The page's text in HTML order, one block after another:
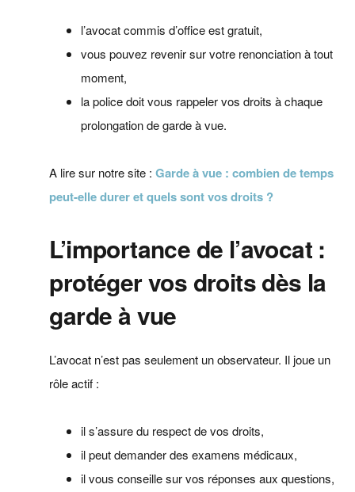
l’avocat commis d’office est gratuit,
vous pouvez revenir sur votre renonciation à tout
moment,
la police doit vous rappeler vos droits à chaque
prolongation de garde à vue.
A lire sur notre site :Garde à vue : combien de temps
peut-elle durer et quels sont vos droits ?
L’importance de l’avocat :
protéger vos droits dès la
garde à vue
L’avocat n’est pas seulement un observateur. Il joue un
rôle actif :
il s’assure du respect de vos droits,
il peut demander des examens médicaux,
il vous conseille sur vos réponses aux questions,